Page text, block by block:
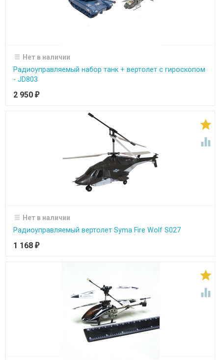
Нет в наличии
Радиоуправляемый набор танк + вертолет с гироскопом
- JD803
2 950 ₽


Нет в наличии
Радиоуправляемый вертолет Syma Fire Wolf S027
1 168 ₽

